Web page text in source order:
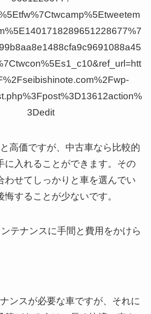
3Dedit
高価ですが、中古車なら比較的
に入れることができます。その
わせてしっかりと車を選んでい
悔することが少ないです。
テナンスに手間と費用をかけら
ンスが必要な車ですが、それに